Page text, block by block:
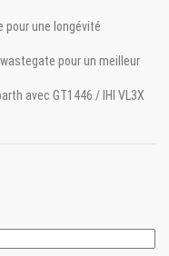
pour une longévité
pour un meilleur
avec GT1446 / IHI VL3X